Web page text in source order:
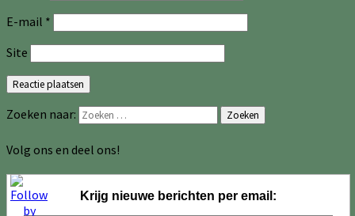
E-mail *
Site
Zoeken naar: Zoeken
Volg ons en deel ons!
Krijg nieuwe berichten per email: